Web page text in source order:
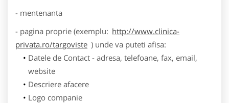
- mentenanta
- pagina proprie (exemplu: http://www.clinica-
privata.ro/targoviste ) unde va puteti afisa:
Datele de Contact - adresa, telefoane, fax, email,
website
Descriere afacere
Logo companie